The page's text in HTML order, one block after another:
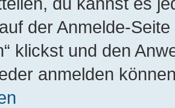
der Anmelde-
klickst und den
anmelden